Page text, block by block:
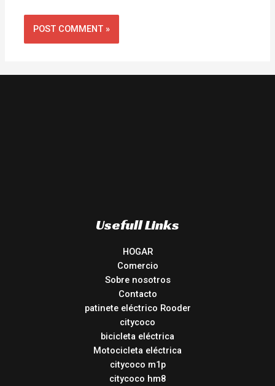
Usefull Links
HOGAR
Comercio
Sobre nosotros
Contacto
patinete eléctrico Rooder
citycoco
bicicleta eléctrica
Motocicleta eléctrica
citycoco m1p
citycoco hm8